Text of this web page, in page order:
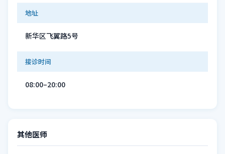
地址
新华区飞翼路5号
接诊时间
08:00–20:00
其他医师